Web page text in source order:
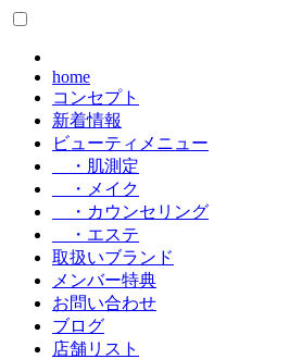
home
コンセプト
新着情報
ビューティメニュー
・肌測定
・メイク
・カウンセリング
・エステ
取扱いブランド
メンバー特典
お問い合わせ
ブログ
店舗リスト